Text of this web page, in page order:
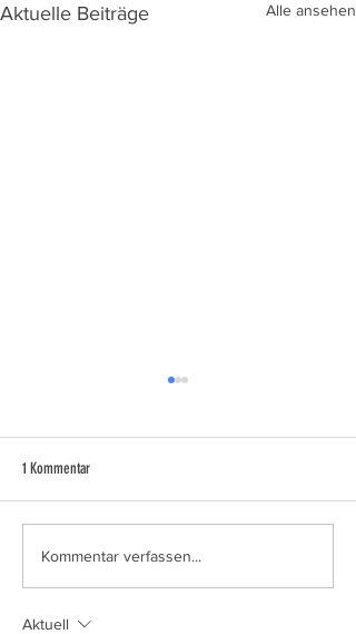
Aktuelle Beiträge Alle ansehen
1 Kommentar
Kommentar verfassen...
Aktuell